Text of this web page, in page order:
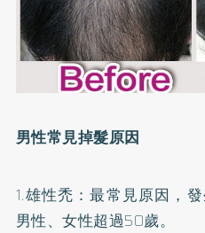
男性常見掉髮原因
1.雄性禿：最常見原因，
男性、女性超過50歲。